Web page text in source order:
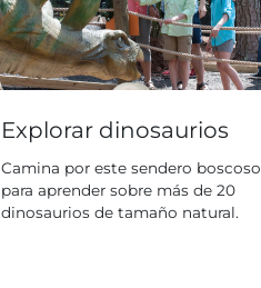
Explorar dinosaurios
Camina por este sendero boscoso
para aprender sobre más de 20
dinosaurios de tamaño natural.